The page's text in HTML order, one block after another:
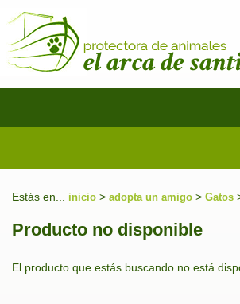
Estás en... inicio > adopta un amigo > Gatos
Producto no disponible
El producto que estás buscando no está